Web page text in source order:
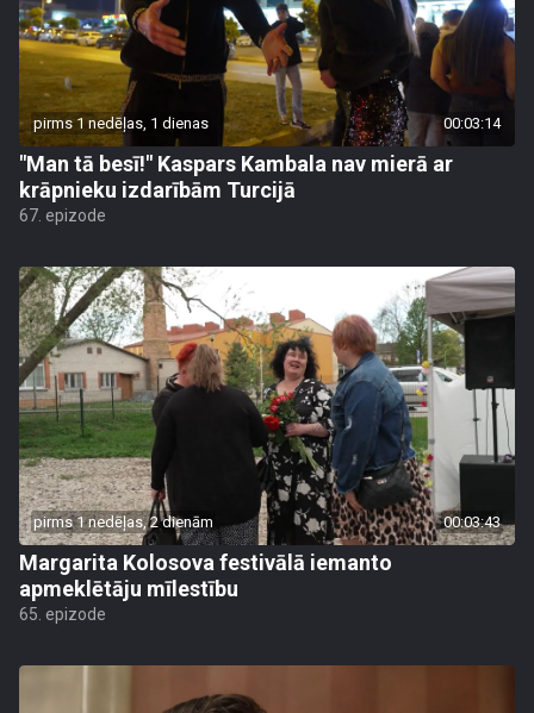
pirms 1 nedēļas, 1 dienas 00:03:14
"Man tā besī!" Kaspars Kambala nav mierā ar
krāpnieku izdarībām Turcijā
67. epizode
pirms 1 nedēļas, 2 dienām 00:03:43
Margarita Kolosova festivālā iemanto
apmeklētāju mīlestību
65. epizode